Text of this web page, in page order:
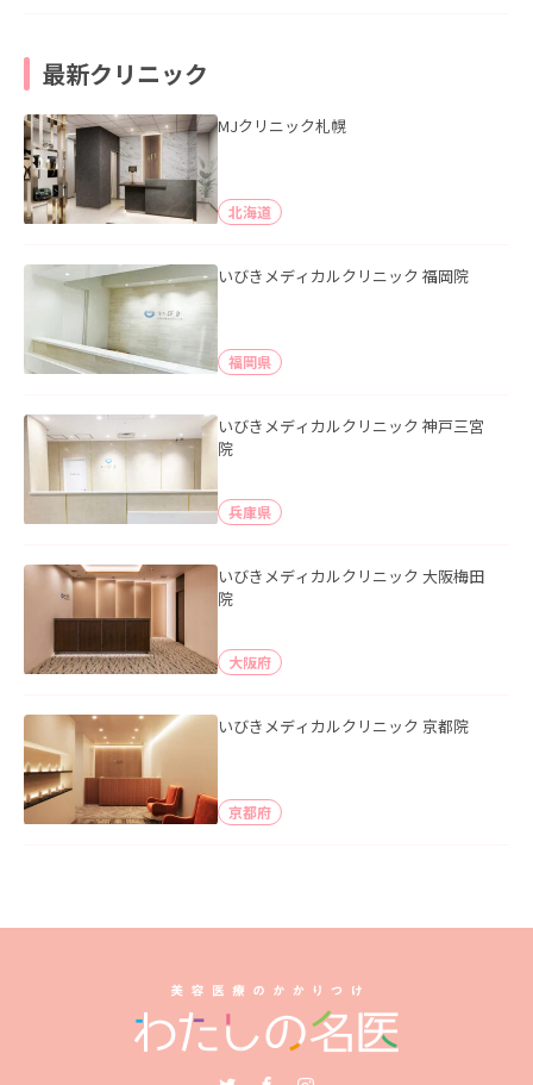
最新クリニック
MJクリニック札幌
北海道
いびきメディカルクリニック 福岡院
福岡県
いびきメディカルクリニック 神戸三宮
院
兵庫県
いびきメディカルクリニック 大阪梅田
院
大阪府
いびきメディカルクリニック 京都院
京都府